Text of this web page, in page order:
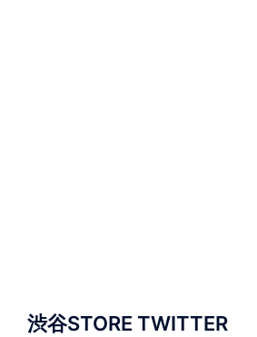
渋谷STORE TWITTER